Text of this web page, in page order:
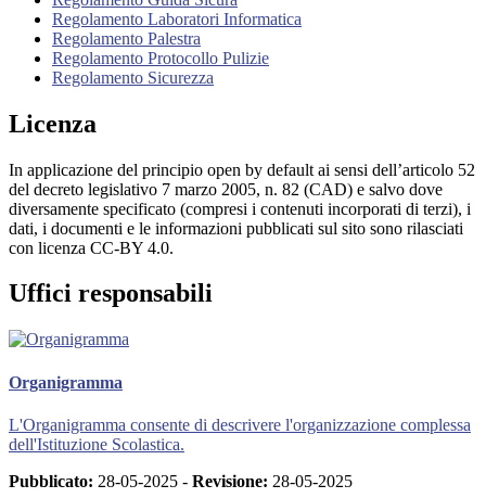
Regolamento Laboratori Informatica
Regolamento Palestra
Regolamento Protocollo Pulizie
Regolamento Sicurezza
Licenza
In applicazione del principio open by default ai sensi dell’articolo 52
del decreto legislativo 7 marzo 2005, n. 82 (CAD) e salvo dove
diversamente specificato (compresi i contenuti incorporati di terzi), i
dati, i documenti e le informazioni pubblicati sul sito sono rilasciati
con licenza CC-BY 4.0.
Uffici responsabili
Organigramma
L'Organigramma consente di descrivere l'organizzazione complessa
dell'Istituzione Scolastica.
Pubblicato: 28-05-2025 - Revisione: 28-05-2025